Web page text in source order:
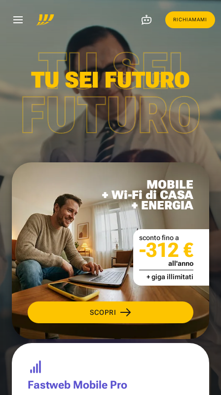
RICHIAMAMI
TU SEI
FUTURO
TU SEI FUTURO
MOBILE
+ Wi-Fi di CASA
+ ENERGIA
SCOPRI
sconto fino a
-312 €
all'anno
+ giga illimitati
Fastweb Mobile Pro